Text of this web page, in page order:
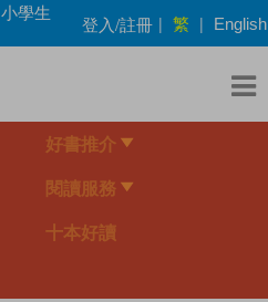
小學生
登入/註冊 | 繁 | English
好書推介
閱讀服務
十本好讀